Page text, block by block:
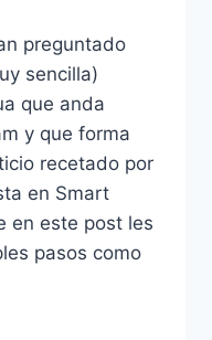
preguntado
sencilla)
que anda
y que forma
recetado por
en Smart
en este post les
pasos como